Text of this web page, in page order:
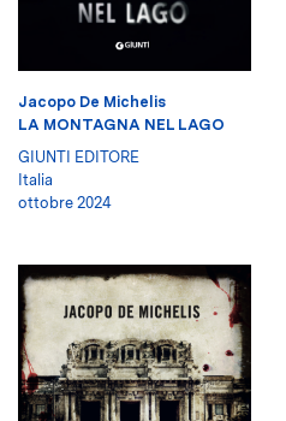
Jacopo De Michelis
LA MONTAGNA NEL LAGO
GIUNTI EDITORE
Italia
ottobre 2024